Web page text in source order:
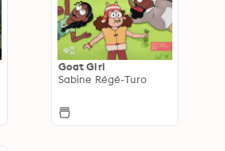
Goat Girl
Sabine Régé-Turo